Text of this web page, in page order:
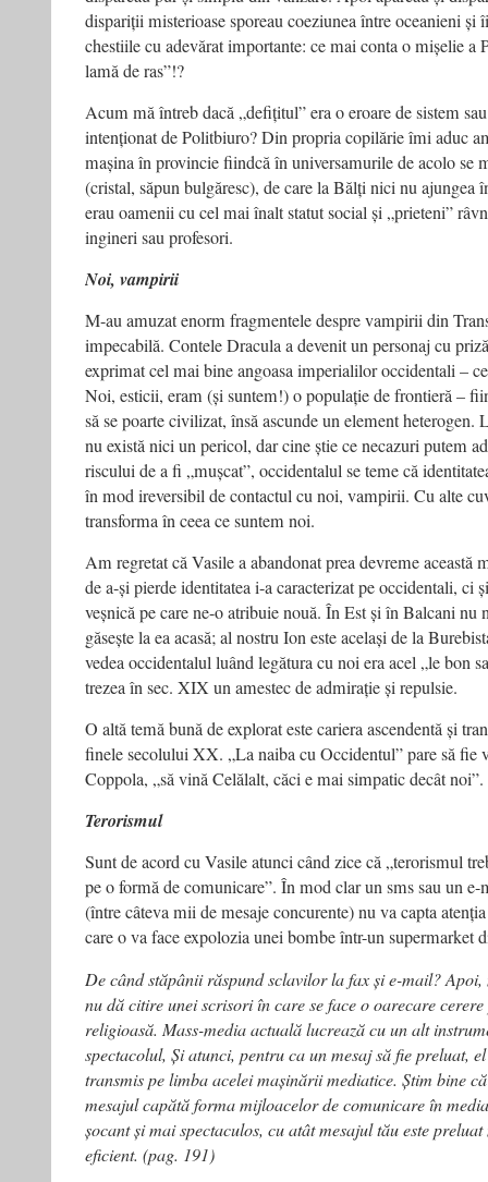
dispariții misterioase sporeau coeziunea între oceanieni și
chestiile cu adevărat importante: ce mai conta o mișelie a
lamă de ras”!?
Acum mă întreb dacă „defițitul” era o eroare de sistem
intenționat de Politbiuro? Din propria copilărie îmi aduc
mașina în provincie fiindcă în universamurile de acolo se
(cristal, săpun bulgăresc), de care la Bălți nici nu ajungea
erau oamenii cu cel mai înalt statut social și „prieteni”
ingineri sau profesori.
Noi, vampirii
M-au amuzat enorm fragmentele despre vampirii din
impecabilă. Contele Dracula a devenit un personaj cu
exprimat cel mai bine angoasa imperialilor occidentali –
Noi, esticii, eram (și suntem!) o populație de frontieră –
să se poarte civilizat, însă ascunde un element heterogen.
nu există nici un pericol, dar cine știe ce necazuri putem
riscului de a fi „mușcat”, occidentalul se teme că
în mod ireversibil de contactul cu noi, vampirii. Cu alte
transforma în ceea ce suntem noi.
Am regretat că Vasile a abandonat prea devreme această
de a-și pierde identitatea i-a caracterizat pe occidentali, ci
veșnică pe care ne-o atribuie nouă. În Est și în Balcani nu
găsește la ea acasă; al nostru Ion este același de la
vedea occidentalul luând legătura cu noi era acel „le bon
trezea în sec. XIX un amestec de admirație și repulsie.
O altă temă bună de explorat este cariera ascendentă și
finele secolului XX. „La naiba cu Occidentul” pare să fie
Coppola, „să vină Celălalt, căci e mai simpatic decât noi”.
Terorismul
Sunt de acord cu Vasile atunci când zice că „terorismul
pe o formă de comunicare”. În mod clar un sms sau un
(între câteva mii de mesaje concurente) nu va capta
care o va face expolozia unei bombe într-un supermarket
De când stăpânii răspund sclavilor la fax și e-mail? Apoi,
nu dă citire unei scrisori în care se face o oarecare
religioasă. Mass-media actuală lucrează cu un alt
spectacolul, Și atunci, pentru ca un mesaj să fie preluat,
transmis pe limba acelei mașinării mediatice. Știm bine
mesajul capătă forma mijloacelor de comunicare în
șocant și mai spectaculos, cu atât mesajul tău este
eficient. (pag. 191)